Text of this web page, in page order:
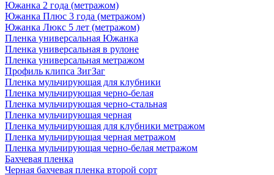
Южанка 2 года (метражом)
Южанка Плюс 3 года (метражом)
Южанка Люкс 5 лет (метражом)
Пленка универсальная Южанка
Пленка универсальная в рулоне
Пленка универсальная метражом
Профиль клипса ЗигЗаг
Пленка мульчирующая для клубники
Пленка мульчирующая черно-белая
Пленка мульчирующая черно-стальная
Пленка мульчирующая черная
Пленка мульчирующая для клубники метражом
Пленка мульчирующая черная метражом
Пленка мульчирующая черно-белая метражом
Бахчевая пленка
Черная бахчевая пленка второй сорт